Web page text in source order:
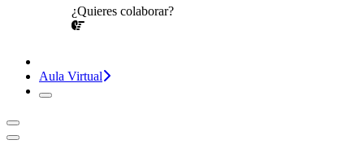
¿Quieres colaborar?
Aula Virtual